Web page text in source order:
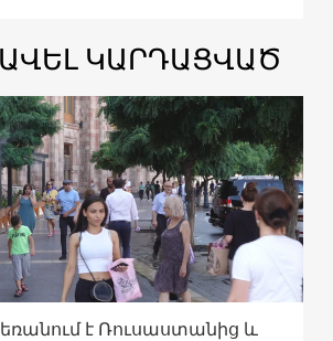
ԿԱՐԴԱՑՎԱԾ
է Ռուսաստանից և